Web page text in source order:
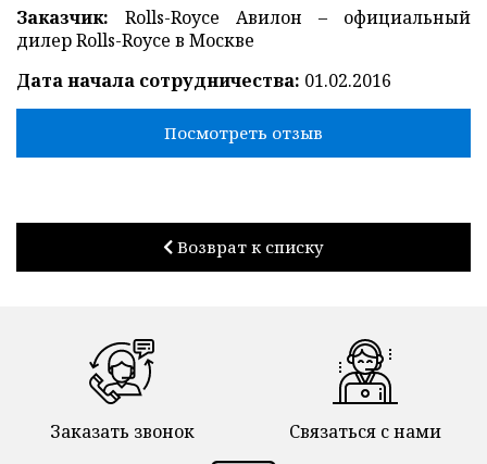
Заказчик: Rolls-Royce Авилон – официальный
дилер Rolls-Royce в Москве
Дата начала сотрудничества: 01.02.2016
Посмотреть отзыв
Возврат к списку
Заказать звонок Связаться с нами